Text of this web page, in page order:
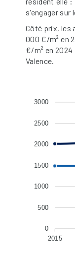
s'engager sur
Côté prix, les
000 €/m² en
€/m² en
Valence.
3000
2500
2000
1500
1000
500
0
2015